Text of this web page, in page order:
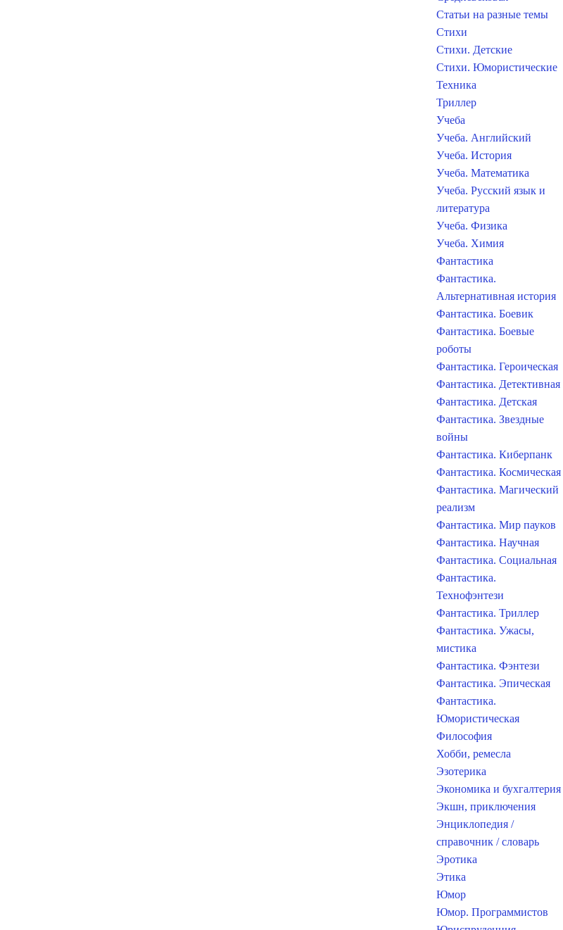
Статьи на разные темы
Стихи
Стихи. Детские
Стихи. Юмористические
Техника
Триллер
Учеба
Учеба. Английский
Учеба. История
Учеба. Математика
Учеба. Русский язык и
литература
Учеба. Физика
Учеба. Химия
Фантастика
Фантастика.
Альтернативная история
Фантастика. Боевик
Фантастика. Боевые
роботы
Фантастика. Героическая
Фантастика. Детективная
Фантастика. Детская
Фантастика. Звездные
войны
Фантастика. Киберпанк
Фантастика. Космическая
Фантастика. Магический
реализм
Фантастика. Мир пауков
Фантастика. Научная
Фантастика. Социальная
Фантастика.
Технофэнтези
Фантастика. Триллер
Фантастика. Ужасы,
мистика
Фантастика. Фэнтези
Фантастика. Эпическая
Фантастика.
Юмористическая
Философия
Хобби, ремесла
Эзотерика
Экономика и бухгалтерия
Экшн, приключения
Энциклопедия /
справочник / словарь
Эротика
Этика
Юмор
Юмор. Программистов